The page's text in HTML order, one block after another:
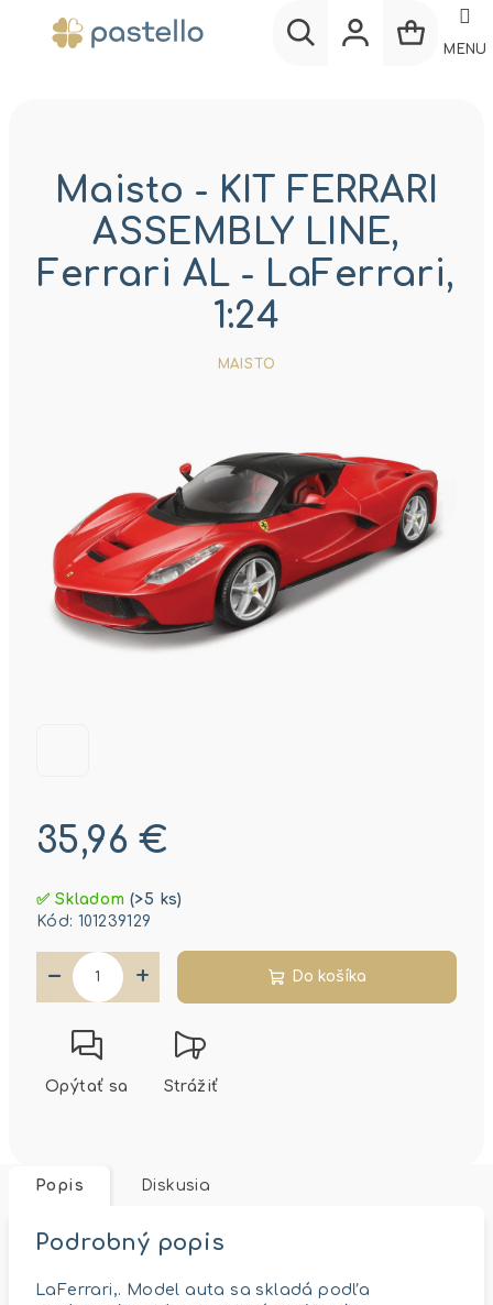
MENU
35,96 €
cena:
✅ Skladom(>5 ks)
Kód: 101239129
+
− Do košíka
Opýtať sa Strážiť
Maisto - KIT FERRARI
ASSEMBLY LINE,
Ferrari AL - LaFerrari,
1:24
MAISTO
Popis Diskusia
Podrobný popis
LaFerrari,. Model auta sa skladá podľa